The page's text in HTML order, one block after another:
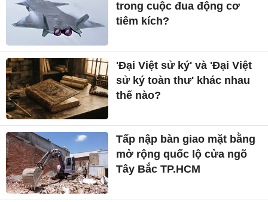
trong cuộc đua động cơ
tiêm kích?
'Đại Việt sử ký' và 'Đại Việt
sử ký toàn thư' khác nhau
thế nào?
Tấp nập bàn giao mặt bằng
mở rộng quốc lộ cửa ngõ
Tây Bắc TP.HCM